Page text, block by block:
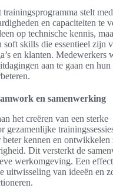
trainingsprogramma stelt
en capaciteiten te
op technische kennis,
skills die essentieel zijn
en klanten. Medewerkers
aan te gaan en
en samenwerking
het creëren van een sterke
gezamenlijke
kennen en ontwikkelen
Dit versterkt de
werkomgeving. Een
uitwisseling van ideeën en